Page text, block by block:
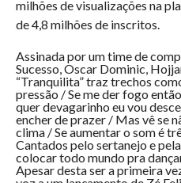
milhões de visualizações na
de 4,8 milhões de inscritos.
Assinada por um time de
Sucesso, Oscar Dominic,
“Tranquilita” traz trechos
pressão / Se me der fogo
quer devagarinho eu vou
encher de prazer / Mas vê se
clima / Se aumentar o som é
Cantados pelo sertanejo e
colocar todo mundo pra
Apesar desta ser a primeira